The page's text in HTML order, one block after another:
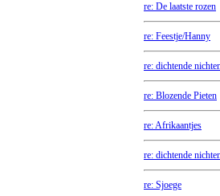
re: De laatste rozen
re: Feestje/Hanny
re: dichtende
re: Blozende Pieten
re: Afrikaantjes
re: dichtende
re: Sjoege